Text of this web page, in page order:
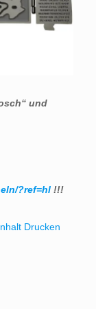
und
?ref=hl!!!
Drucken